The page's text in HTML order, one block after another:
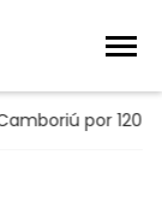
por 120 dias